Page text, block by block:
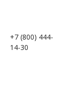
+7 (800) 444-
14-30